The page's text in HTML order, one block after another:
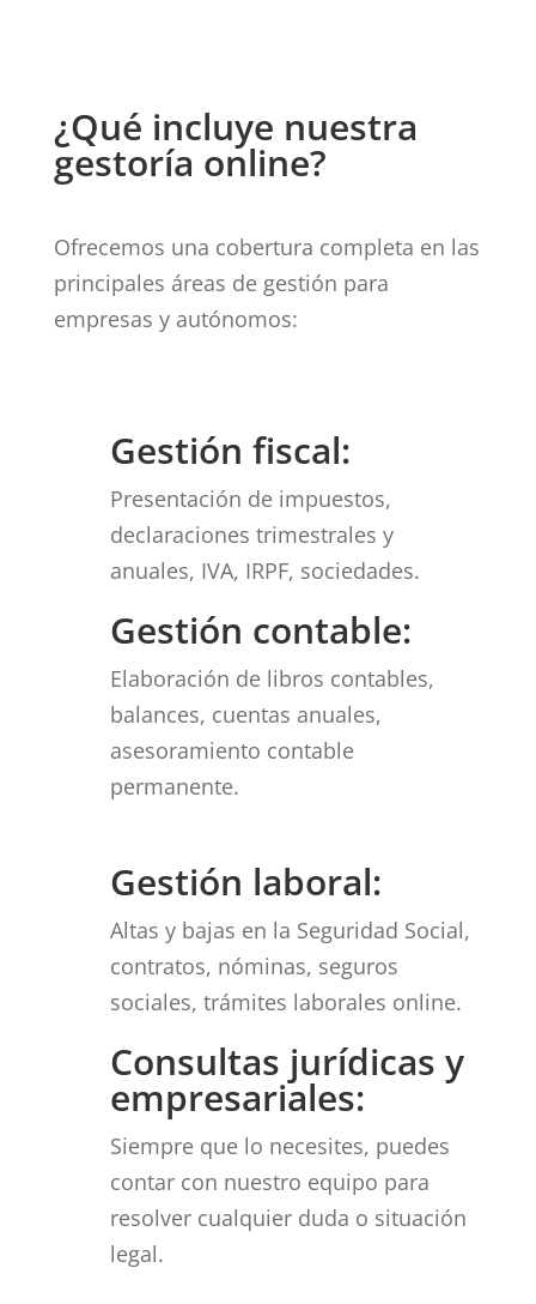
¿Qué incluye nuestra
gestoría online?
Ofrecemos una cobertura completa en las
principales áreas de gestión para
empresas y autónomos:
Gestión fiscal:
Presentación de impuestos,
declaraciones trimestrales y
anuales, IVA, IRPF, sociedades.
Gestión contable:
Elaboración de libros contables,
balances, cuentas anuales,
asesoramiento contable
permanente.
Gestión laboral:
Altas y bajas en la Seguridad Social,
contratos, nóminas, seguros
sociales, trámites laborales online.
Consultas jurídicas y
empresariales:
Siempre que lo necesites, puedes
contar con nuestro equipo para
resolver cualquier duda o situación
legal.